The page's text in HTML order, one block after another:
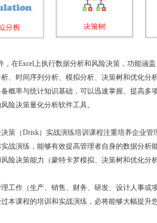
，在Excel上执行数据分析和风险决策，功能涵
、时间序列分析、模拟分析、决策树和优化分
概率与统计知识基础，可以迅速掌握、提高多
险决策量化分析软件工具。
策（Drisk）实战演练培训课程注重培养企业
战演练，能够有效提高管理者自身的数据分析
险决策能力（蒙特卡罗模拟、决策树和优化分析
工作（生产、销售、财务、研发、设计人事或
本课程的培训和实战演练，必将能够大幅提升